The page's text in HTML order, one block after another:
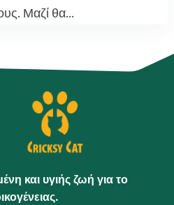
Μαζί θα...
και υγιής ζωή για το